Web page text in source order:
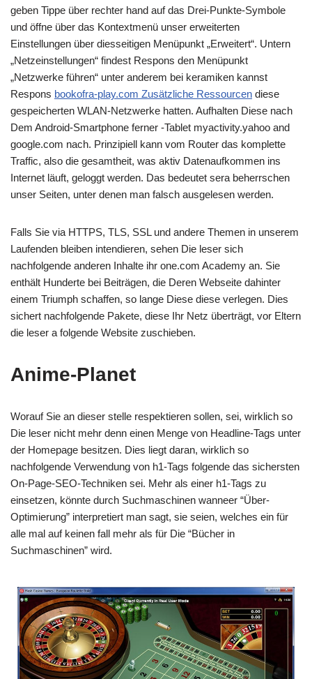
geben Tippe über rechter hand auf das Drei-Punkte-Symbole
und öffne über das Kontextmenü unser erweiterten
Einstellungen über diesseitigen Menüpunkt „Erweitert“. Untern
„Netzeinstellungen“ findest Respons den Menüpunkt
„Netzwerke führen“ unter anderem bei keramiken kannst
Respons bookofra-play.com Zusätzliche Ressourcen diese
gespeicherten WLAN-Netzwerke hatten. Aufhalten Diese nach
Dem Android-Smartphone ferner -Tablet myactivity.yahoo and
google.com nach. Prinzipiell kann vom Router das komplette
Traffic, also die gesamtheit, was aktiv Datenaufkommen ins
Internet läuft, geloggt werden. Das bedeutet sera beherrschen
unser Seiten, unter denen man falsch ausgelesen werden.
Falls Sie via HTTPS, TLS, SSL und andere Themen in unserem
Laufenden bleiben intendieren, sehen Die leser sich
nachfolgende anderen Inhalte ihr one.com Academy an. Sie
enthält Hunderte bei Beiträgen, die Deren Webseite dahinter
einem Triumph schaffen, so lange Diese diese verlegen. Dies
sichert nachfolgende Pakete, diese Ihr Netz überträgt, vor Eltern
die leser a folgende Website zuschieben.
Anime-Planet
Worauf Sie an dieser stelle respektieren sollen, sei, wirklich so
Die leser nicht mehr denn einen Menge von Headline-Tags unter
der Homepage besitzen. Dies liegt daran, wirklich so
nachfolgende Verwendung von h1-Tags folgende das sichersten
On-Page-SEO-Techniken sei. Mehr als einer h1-Tags zu
einsetzen, könnte durch Suchmaschinen wanneer “Über-
Optimierung” interpretiert man sagt, sie seien, welches ein für
alle mal auf keinen fall mehr als für Die “Bücher in
Suchmaschinen” wird.